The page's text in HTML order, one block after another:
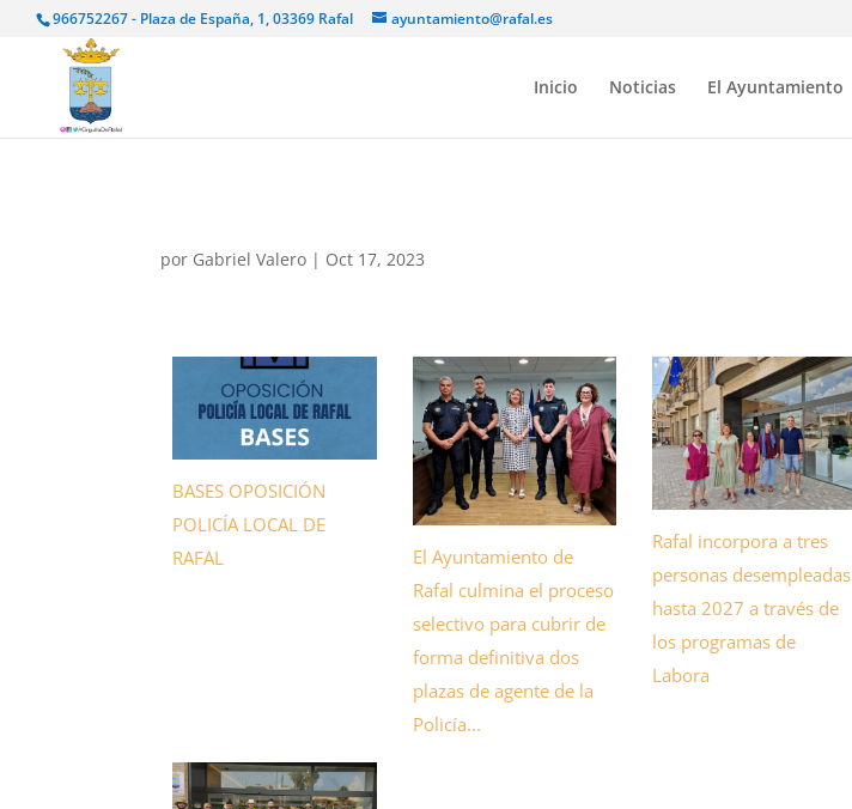
966752267 - Plaza de España, 1, 03369 Rafal ayuntamiento@rafal.es
Inicio Noticias El Ayuntamiento
por Gabriel Valero | Oct 17, 2023
BASES OPOSICIÓN
POLICÍA LOCAL DE
RAFAL
El Ayuntamiento de
Rafal culmina el proceso
selectivo para cubrir de
forma definitiva dos
plazas de agente de la
Policía...
Rafal incorpora a tres
personas desempleadas
hasta 2027 a través de
los programas de
Labora